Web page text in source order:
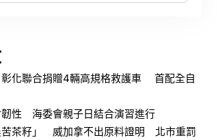
彰化聯合捐贈4輛高規格救護車 首配全自
韌性 海委會親子日結合演習進行
苦茶籽」 威加拿不出原料證明 北市重罰